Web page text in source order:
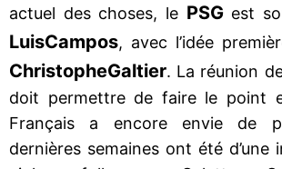
actuel des choses, le PSGest
LuisCampos, avec l’idée
ChristopheGaltier. La réunion
doit permettre de faire le point
Français a encore envie de
dernières semaines ont été d’une